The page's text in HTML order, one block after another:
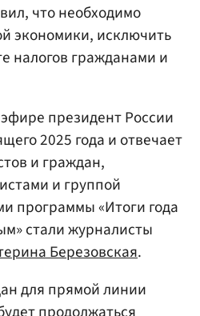
что необходимо
экономики, исключить
налогов гражданами и
президент России
2025 года и отвечает
и граждан,
и группой
программы «Итоги года
стали журналисты
Березовская.
для прямой линии